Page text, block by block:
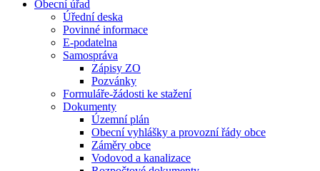
Obecní úřad
Úřední deska
Povinné informace
E-podatelna
Samospráva
Zápisy ZO
Pozvánky
Formuláře-žádosti ke stažení
Dokumenty
Územní plán
Obecní vyhlášky a provozní řády obce
Záměry obce
Vodovod a kanalizace